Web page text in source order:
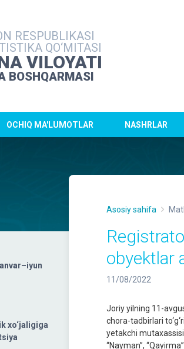
RESPUBLIKASI
QO‘MITASI
VILOYATI
BOSHQARMASI
OCHIQ MA'LUMOTLAR NASHRLAR
xo‘jaligiga
Asosiy sahifa
obyektlar
11/08/2022
Joriy yilning 11-
chora-tadbirlari
yetakchi mutaxassisi
“Nayman”,